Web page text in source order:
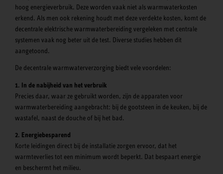
hoog energieverbruik. Deze worden vaak niet als warmwaterkosten
erkend. Als men ook rekening houdt met deze verdekte kosten, komt de
decentrale elektrische warmwaterbereiding vergeleken met centrale
systemen vaak nog beter uit de test. Diverse studies hebben dit
aangetoond.
De decentrale warmwaterverzorging biedt vele voordelen:
1. In de nabijheid van het verbruik
Precies daar, waar ze gebruikt worden, zijn de apparaten voor
warmwaterbereiding aangebracht: bij de gootsteen in de keuken, bij de
wastafel, naast de douche of bij het bad.
2. Energiebesparend
Korte leidingen direct bij de installatie zorgen ervoor, dat het
warmteverlies tot een minimum wordt beperkt. Dat bespaart energie
en beschermt het milieu.